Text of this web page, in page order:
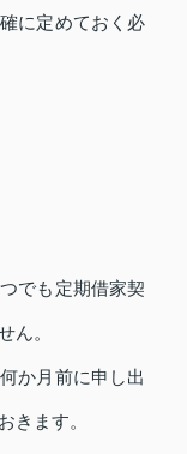
に定めておく必
でも定期借家契
ん。
か月前に申し出
きます。